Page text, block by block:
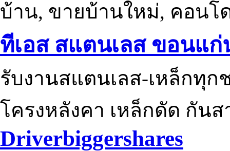
บ้าน, ขายบ้านใหม่, คอนโ
ทีเอส สแตนเลส ขอนแก่
รับงานสแตนเลส-เหล็กทุ
โครงหลังคา เหล็กดัด กัน
Driverbiggershares